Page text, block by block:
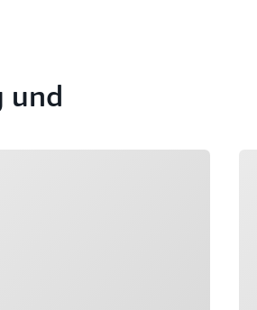
und